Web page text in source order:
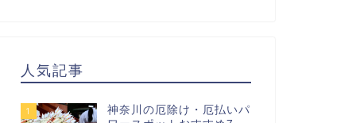
人気記事
1
神奈川の厄除け・厄払いパ